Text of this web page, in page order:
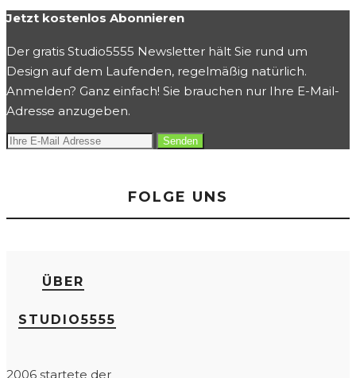
Jetzt kostenlos Abonnieren
Der gratis Studio5555 Newsletter hält Sie rund um
Design auf dem Laufenden, regelmäßig natürlich.
Anmelden? Ganz einfach! Sie brauchen nur Ihre E-Mail-
Adresse anzugeben.
FOLGE UNS
ÜBER
STUDIO5555
2006 startete der